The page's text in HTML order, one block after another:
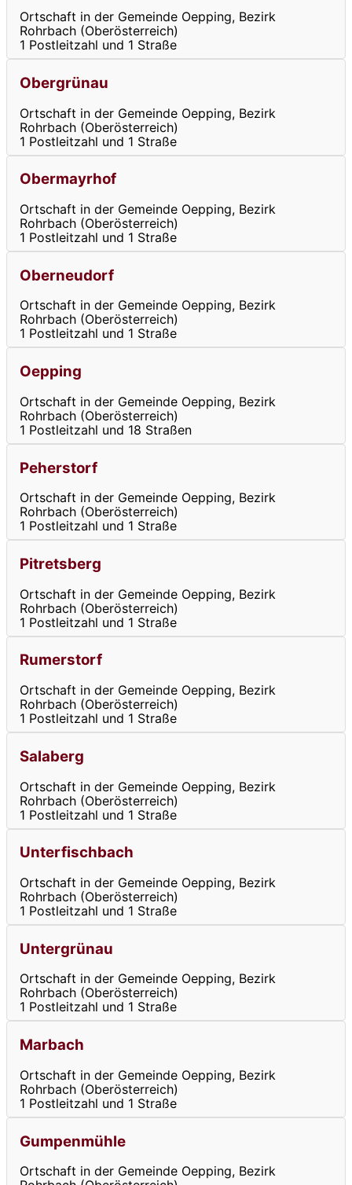
Ortschaft in der Gemeinde Oepping, Bezirk
Rohrbach (Oberösterreich)
1 Postleitzahl und 1 Straße
Obergrünau
Ortschaft in der Gemeinde Oepping, Bezirk
Rohrbach (Oberösterreich)
1 Postleitzahl und 1 Straße
Obermayrhof
Ortschaft in der Gemeinde Oepping, Bezirk
Rohrbach (Oberösterreich)
1 Postleitzahl und 1 Straße
Oberneudorf
Ortschaft in der Gemeinde Oepping, Bezirk
Rohrbach (Oberösterreich)
1 Postleitzahl und 1 Straße
Oepping
Ortschaft in der Gemeinde Oepping, Bezirk
Rohrbach (Oberösterreich)
1 Postleitzahl und 18 Straßen
Peherstorf
Ortschaft in der Gemeinde Oepping, Bezirk
Rohrbach (Oberösterreich)
1 Postleitzahl und 1 Straße
Pitretsberg
Ortschaft in der Gemeinde Oepping, Bezirk
Rohrbach (Oberösterreich)
1 Postleitzahl und 1 Straße
Rumerstorf
Ortschaft in der Gemeinde Oepping, Bezirk
Rohrbach (Oberösterreich)
1 Postleitzahl und 1 Straße
Salaberg
Ortschaft in der Gemeinde Oepping, Bezirk
Rohrbach (Oberösterreich)
1 Postleitzahl und 1 Straße
Unterfischbach
Ortschaft in der Gemeinde Oepping, Bezirk
Rohrbach (Oberösterreich)
1 Postleitzahl und 1 Straße
Untergrünau
Ortschaft in der Gemeinde Oepping, Bezirk
Rohrbach (Oberösterreich)
1 Postleitzahl und 1 Straße
Marbach
Ortschaft in der Gemeinde Oepping, Bezirk
Rohrbach (Oberösterreich)
1 Postleitzahl und 1 Straße
Gumpenmühle
Ortschaft in der Gemeinde Oepping, Bezirk